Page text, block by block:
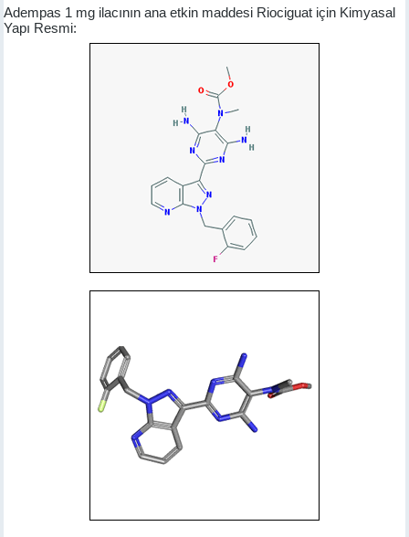
Adempas 1 mg ilacının ana etkin maddesi Riociguat için Kimyasal
Yapı Resmi: